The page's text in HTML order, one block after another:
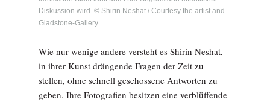
Diskussion wird. © Shirin Neshat / Courtesy the artist and
Gladstone-Gallery
Wie nur wenige andere versteht es Shirin Neshat,
in ihrer Kunst drängende Fragen der Zeit zu
stellen, ohne schnell geschossene Antworten zu
geben. Ihre Fotografien besitzen eine verblüffende